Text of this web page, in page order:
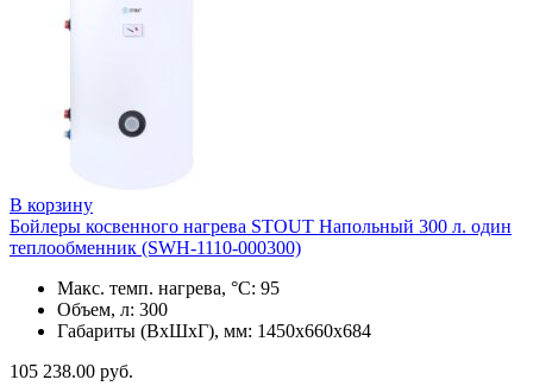
В корзину
Бойлеры косвенного нагрева STOUT Напольный 300 л. один
теплообменник (SWH-1110-000300)
Макс. темп. нагрева, °С: 95
Объем, л: 300
Габариты (ВхШхГ), мм: 1450х660х684
105 238.00 руб.